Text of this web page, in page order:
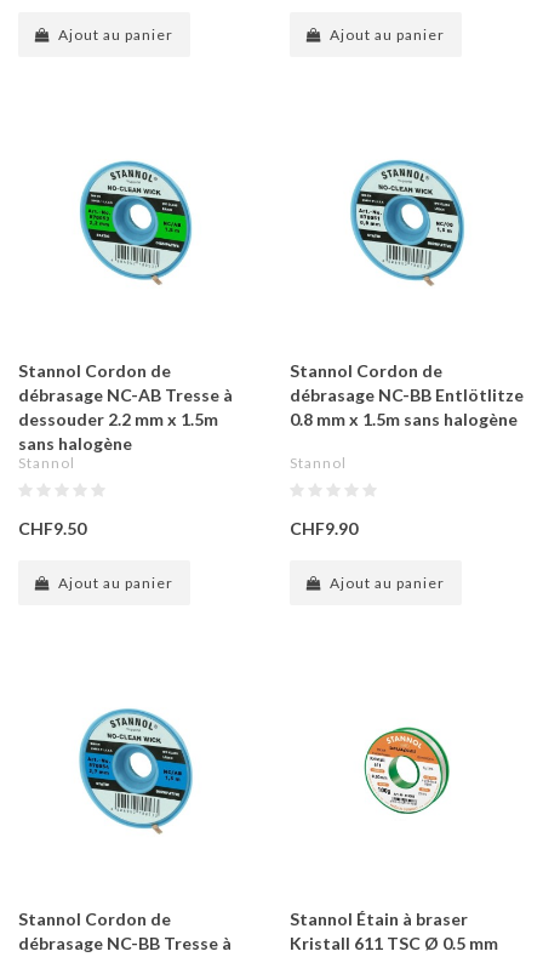
Ajout au panier Ajout au panier
Stannol Cordon de
débrasage NC-AB Tresse à
dessouder 2.2 mm x 1.5m
sans halogène
Stannol
CHF9.50
Ajout au panier
Stannol Cordon de
débrasage NC-BB Entlötlitze
0.8 mm x 1.5m sans halogène
Stannol
CHF9.90
Ajout au panier
Stannol Cordon de
débrasage NC-BB Tresse à
Stannol Étain à braser
Kristall 611 TSC Ø 0.5 mm